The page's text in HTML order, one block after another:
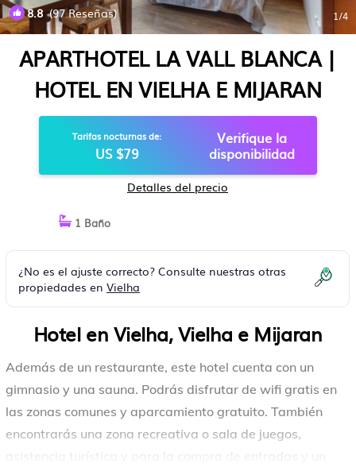
8.8 (97 Reseñas) 1/4
APARTHOTEL LA VALL BLANCA |
HOTEL EN VIELHA E MIJARAN
Tarifas nocturnas de:
US $79
Verifique la
disponibilidad
Detalles del precio
1 Baño
¿No es el ajuste correcto? Consulte nuestras otras
propiedades en Vielha
Hotel en Vielha, Vielha e Mijaran
Además de un restaurante, este hotel cuenta con un
gimnasio y una sauna. Podrás disfrutar de wifi gratis en
las zonas comunes y aparcamiento gratuito. También
encontrarás una zona recreativa o sala de juegos,
asistencia turística y para la compra de entradas y un